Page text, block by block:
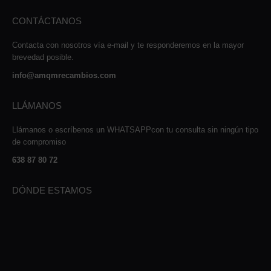
CONTÁCTANOS
Contacta con nosotros vía e-mail y te responderemos en la mayor
brevedad posible.
info@amqmrecambios.com
LLÁMANOS
Llámanos o escríbenos un WHATSAPPcon tu consulta sin ningún tipo
de compromiso
638 87 80 72
DÓNDE ESTAMOS